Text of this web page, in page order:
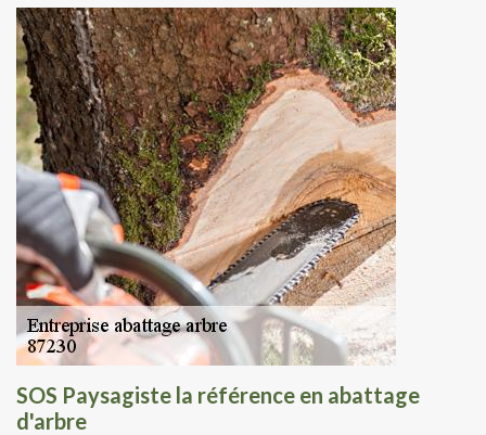
SOS Paysagiste la référence en abattage
d'arbre